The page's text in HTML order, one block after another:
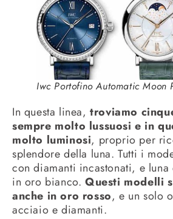
Iwc Portofino Automatic Moon
In questa linea,troviamo
sempre molto lussuosi e in
molto luminosi, proprio per
splendore della luna. Tutti i
con diamanti incastonati, e luna
in oro bianco. Questi modelli
anche in oro rosso, e un solo
acciaio e diamanti.